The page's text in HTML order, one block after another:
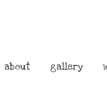
about gallery